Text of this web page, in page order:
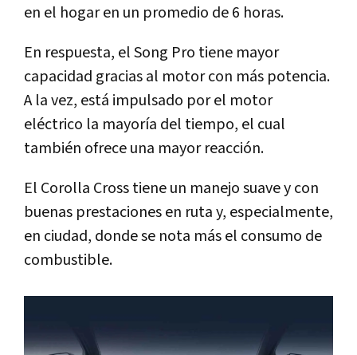
en el hogar en un promedio de 6 horas.
En respuesta, el Song Pro tiene mayor
capacidad gracias al motor con más potencia.
A la vez, está impulsado por el motor
eléctrico la mayoría del tiempo, el cual
también ofrece una mayor reacción.
El Corolla Cross tiene un manejo suave y con
buenas prestaciones en ruta y, especialmente,
en ciudad, donde se nota más el consumo de
combustible.